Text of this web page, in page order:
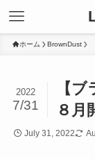
ホーム BrownDust
【
８
2022
7/31
July 31, 2022